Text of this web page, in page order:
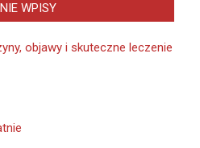
WPISY
objawy i skuteczne leczenie